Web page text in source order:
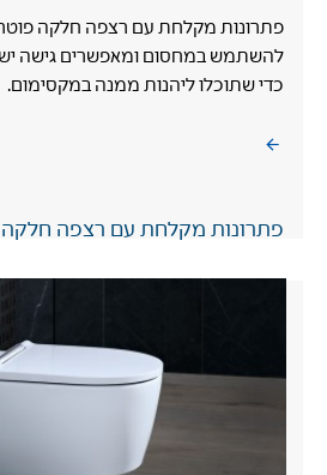
פתרונות מקלחת עם רצפה חלקה
להשתמש במחסום ומאפשרים גישה
כדי שתוכלו ליהנות ממנה במקסימום.
פתרונות מקלחת עם רצפה חלקה